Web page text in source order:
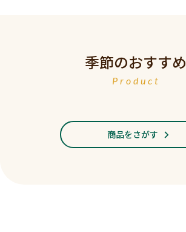
季節のおすすめ
Product
商品をさがす